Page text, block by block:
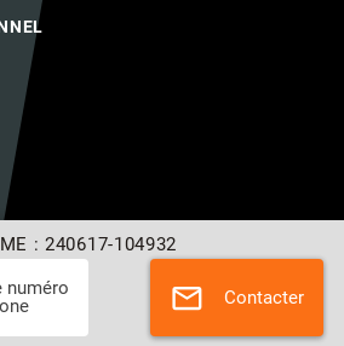
: 240617-104932
numéro
mail Contacter